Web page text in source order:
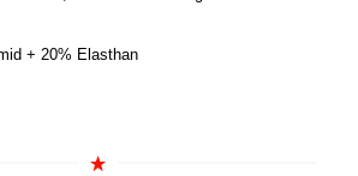
+ 20% Elasthan